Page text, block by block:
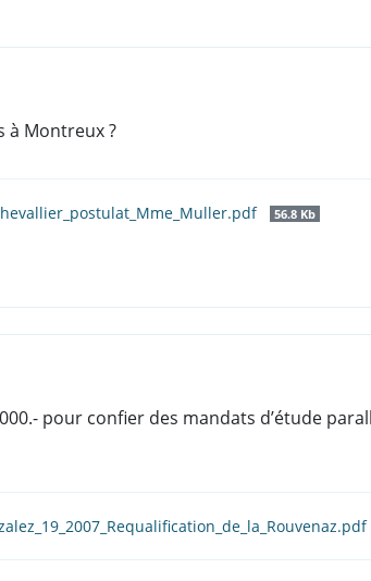
à Montreux ?
56.8 Kb
pour confier des mandats d’étude